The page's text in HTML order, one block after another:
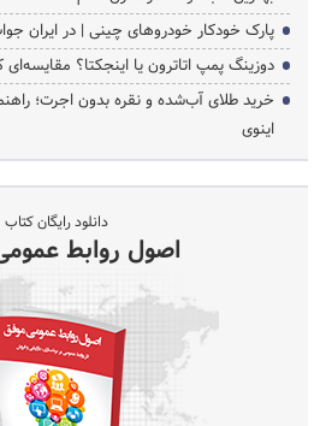
پارک خودکار خودروهای چینی | در ایران
دوزینگ پمپ اتاترون یا اینجکتا؟ مقایسه‌ای
خرید طلای آب‌شده و نقره بدون اجرت؛
اینوی
دانلود رایگان کتاب
اصول روابط